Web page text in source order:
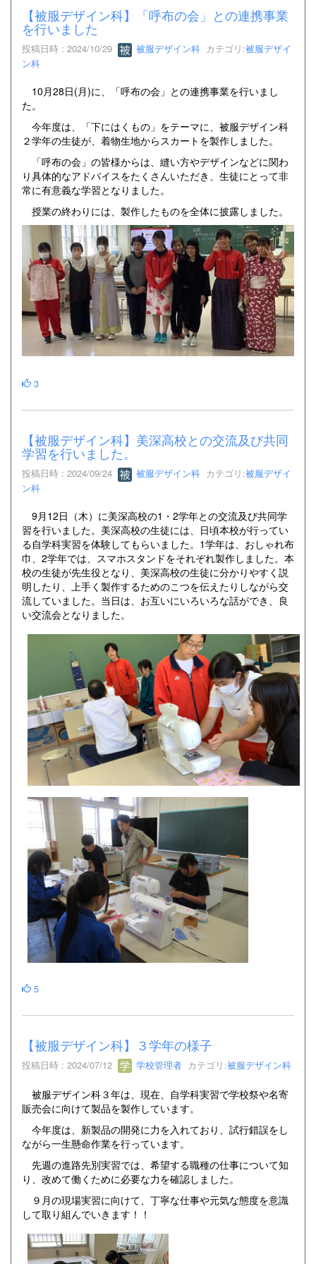
【被服デザイン科】「呼布の会」との連携事業
を行いました
投稿日時 : 2024/10/29 被服デザイン科 カテゴリ:被服デザイ
ン科
10月28日(月)に、「呼布の会」との連携事業を行いまし
た。
今年度は、「下にはくもの」をテーマに、被服デザイン科
２学年の生徒が、着物生地からスカートを製作しました。
「呼布の会」の皆様からは、縫い方やデザインなどに関わ
り具体的なアドバイスをたくさんいただき、生徒にとって非
常に有意義な学習となりました。
授業の終わりには、製作したものを全体に披露しました。
3
【被服デザイン科】美深高校との交流及び共同
学習を行いました。
投稿日時 : 2024/09/24 被服デザイン科 カテゴリ:被服デザイ
ン科
9月12日（木）に美深高校の1・2学年との交流及び共同学
習を行いました。美深高校の生徒には、日頃本校が行ってい
る自学科実習を体験してもらいました。1学年は、おしゃれ布
巾、2学年では、スマホスタンドをそれぞれ製作しました。本
校の生徒が先生役となり、美深高校の生徒に分かりやすく説
明したり、上手く製作するためのこつを伝えたりしながら交
流していました。当日は、お互いにいろいろな話ができ、良
い交流会となりました。
5
【被服デザイン科】３学年の様子
投稿日時 : 2024/07/12 学校管理者 カテゴリ:被服デザイン科
被服デザイン科３年は、現在、自学科実習で学校祭や名寄
販売会に向けて製品を製作しています。
今年度は、新製品の開発に力を入れており、試行錯誤をし
ながら一生懸命作業を行っています。
先週の進路先別実習では、希望する職種の仕事について知
り、改めて働くために必要な力を確認しました。
９月の現場実習に向けて、丁寧な仕事や元気な態度を意識
して取り組んでいきます！！